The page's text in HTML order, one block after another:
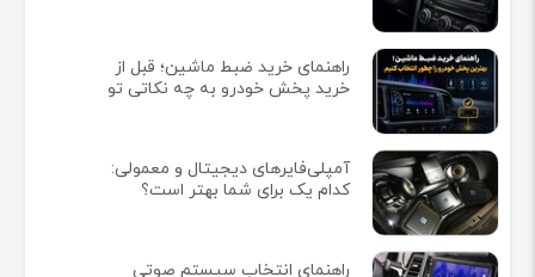
راهنمای خرید ضبط ماشین؛ قبل از
خرید پخش خودرو به چه نکاتی تو
آمپلی‌فایرهای دیجیتال و معمولی:
کدام یک برای شما بهتر است؟
راهنمای انتخاب سیستم صوتی